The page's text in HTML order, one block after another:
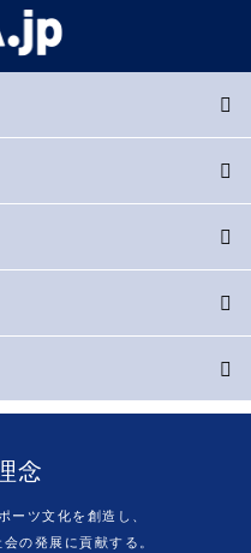
念
ーツ文化を創造し、
の発展に貢献する。